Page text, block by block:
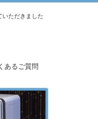
あるご質問
いただきました